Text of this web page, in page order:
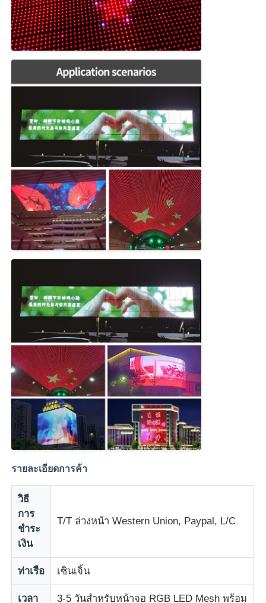
รายละเอียดการค้า
วิธี
การ
ชำระ
เงิน
T/T ล่วงหน้า Western Union, Paypal, L/C
ท่าเรือ เซินเจิ้น
เวลา 3-5 วันสำหรับหน้าจอ RGB LED Mesh พร้อม